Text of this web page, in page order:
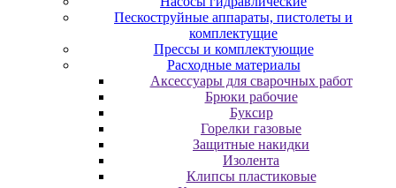
Пескоструйные аппараты, пистолеты и
комплектущие
Прессы и комплектующие
Расходные материалы
Аксессуары для сварочных работ
Брюки рабочие
Буксир
Горелки газовые
Защитные накидки
Изолента
Клипсы пластиковые